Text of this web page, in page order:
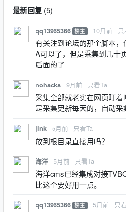
最新回复(5)
qq13965366 楼主 10月前
有关注到论坛的那个脚本
A可以了，但是采集到几十
后面的了
nohacks 9月前 只看Ta
采集全部就老实在网页盯
是采集更新每天的，自动采
jink 5月前 只看Ta
放到根目录直接用吗？
海洋 5月前 只看Ta
海洋cms已经集成对接
比这个要好用一点。
qq13965366 楼主 5月前 只